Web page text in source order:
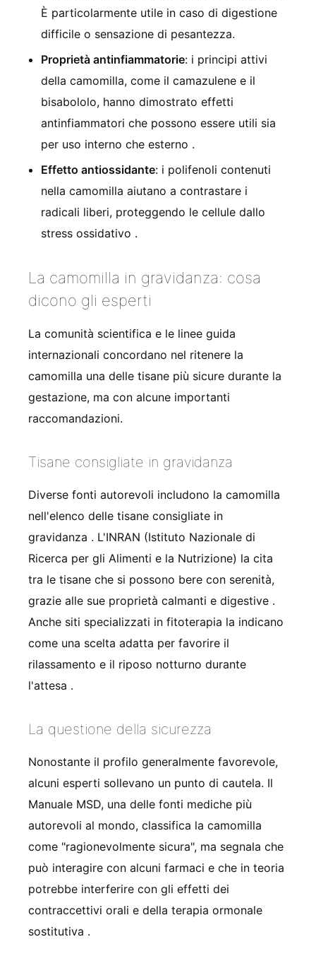
È particolarmente utile in caso di digestione
difficile o sensazione di pesantezza.
Proprietà antinfiammatorie: i principi attivi
della camomilla, come il camazulene e il
bisabololo, hanno dimostrato effetti
antinfiammatori che possono essere utili sia
per uso interno che esterno .
Effetto antiossidante: i polifenoli contenuti
nella camomilla aiutano a contrastare i
radicali liberi, proteggendo le cellule dallo
stress ossidativo .
La camomilla in gravidanza: cosa
dicono gli esperti
La comunità scientifica e le linee guida
internazionali concordano nel ritenere la
camomilla una delle tisane più sicure durante la
gestazione, ma con alcune importanti
raccomandazioni.
Tisane consigliate in gravidanza
Diverse fonti autorevoli includono la camomilla
nell'elenco delle tisane consigliate in
gravidanza . L'INRAN (Istituto Nazionale di
Ricerca per gli Alimenti e la Nutrizione) la cita
tra le tisane che si possono bere con serenità,
grazie alle sue proprietà calmanti e digestive .
Anche siti specializzati in fitoterapia la indicano
come una scelta adatta per favorire il
rilassamento e il riposo notturno durante
l'attesa .
La questione della sicurezza
Nonostante il profilo generalmente favorevole,
alcuni esperti sollevano un punto di cautela. Il
Manuale MSD, una delle fonti mediche più
autorevoli al mondo, classifica la camomilla
come "ragionevolmente sicura", ma segnala che
può interagire con alcuni farmaci e che in teoria
potrebbe interferire con gli effetti dei
contraccettivi orali e della terapia ormonale
sostitutiva .